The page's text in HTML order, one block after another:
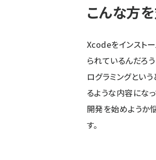
こんな方
Xcodeをインスト
られているんだろ
ログラミングとい
るような内容にな
開発を始めようか
す。